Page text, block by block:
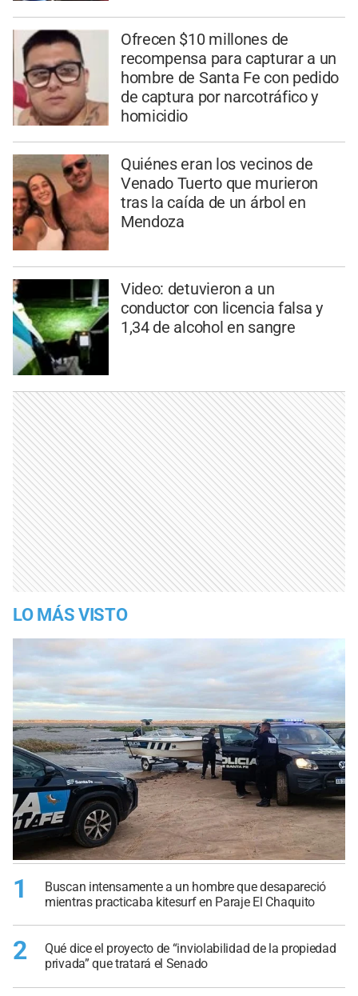
Ofrecen $10 millones de
recompensa para capturar a un
hombre de Santa Fe con pedido
de captura por narcotráfico y
homicidio
Quiénes eran los vecinos de
Venado Tuerto que murieron
tras la caída de un árbol en
Mendoza
Video: detuvieron a un
conductor con licencia falsa y
1,34 de alcohol en sangre
LO MÁS VISTO
1
Buscan intensamente a un hombre que desapareció
mientras practicaba kitesurf en Paraje El Chaquito
2
Qué dice el proyecto de “inviolabilidad de la propiedad
privada” que tratará el Senado